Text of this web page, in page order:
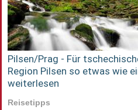
Pilsen/Prag - Für
Region Pilsen so etwas wie
weiterlesen
Reisetipps